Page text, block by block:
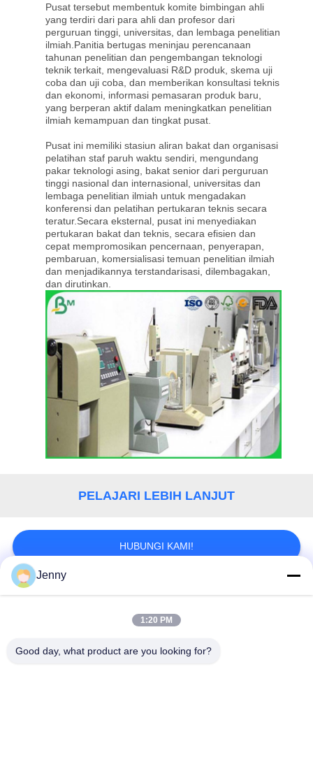
Pusat tersebut membentuk komite bimbingan ahli
yang terdiri dari para ahli dan profesor dari
perguruan tinggi, universitas, dan lembaga penelitian
ilmiah.Panitia bertugas meninjau perencanaan
tahunan penelitian dan pengembangan teknologi
teknik terkait, mengevaluasi R&D produk, skema uji
coba dan uji coba, dan memberikan konsultasi teknis
dan ekonomi, informasi pemasaran produk baru,
yang berperan aktif dalam meningkatkan penelitian
ilmiah kemampuan dan tingkat pusat.
Pusat ini memiliki stasiun aliran bakat dan organisasi
pelatihan staf paruh waktu sendiri, mengundang
pakar teknologi asing, bakat senior dari perguruan
tinggi nasional dan internasional, universitas dan
lembaga penelitian ilmiah untuk mengadakan
konferensi dan pelatihan pertukaran teknis secara
teratur.Secara eksternal, pusat ini menyediakan
pertukaran bakat dan teknis, secara efisien dan
cepat mempromosikan pencernaan, penyerapan,
pembaruan, komersialisasi temuan penelitian ilmiah
dan menjadikannya terstandarisasi, dilembagakan,
dan dirutinkan.
PELAJARI LEBIH LANJUT
HUBUNGI KAMI!
Bad Request
Kertas kraft putih
Brown Kraft Paper
Jenny
1:20 PM
Good day, what product are you looking for?